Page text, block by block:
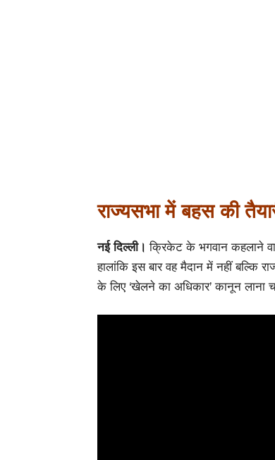
राज्यसभा में बहस की
नई दिल्ली। क्रिकेट के भगवान कहलाने
हालांकि इस बार वह मैदान में नहीं बल्कि
के लिए ‘खेलने का अधिकार’ कानून लाना